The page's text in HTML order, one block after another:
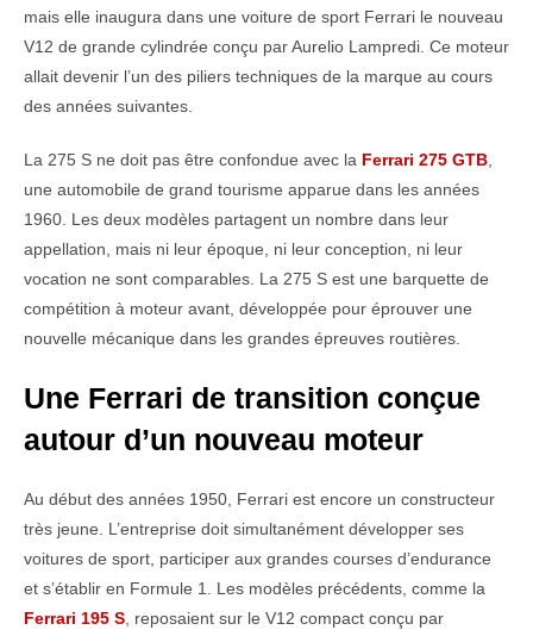
mais elle inaugura dans une voiture de sport Ferrari le nouveau
V12 de grande cylindrée conçu par Aurelio Lampredi. Ce moteur
allait devenir l’un des piliers techniques de la marque au cours
des années suivantes.
La 275 S ne doit pas être confondue avec la Ferrari 275 GTB
une automobile de grand tourisme apparue dans les années
1960. Les deux modèles partagent un nombre dans leur
appellation, mais ni leur époque, ni leur conception, ni leur
vocation ne sont comparables. La 275 S est une barquette de
compétition à moteur avant, développée pour éprouver une
nouvelle mécanique dans les grandes épreuves routières.
Une Ferrari de transition conçue
autour d’un nouveau moteur
Au début des années 1950, Ferrari est encore un constructeur
très jeune. L’entreprise doit simultanément développer ses
voitures de sport, participer aux grandes courses d’endurance
et s’établir en Formule 1. Les modèles précédents, comme la
Ferrari 195 S , reposaient sur le V12 compact conçu par